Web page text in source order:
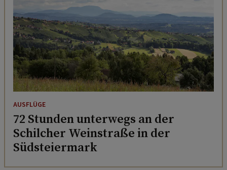
AUSFLÜGE
72 Stunden unterwegs an der
Schilcher Weinstraße in der
Südsteiermark